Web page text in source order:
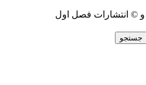
و © انتشارات فصل اول
جستجو